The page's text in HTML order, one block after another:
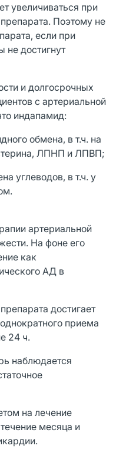
увеличиваться при
Поэтому не
если при
не достигнут
и долгосрочных
с артериальной
индапамид:
обмена, в т.ч. на
ЛПНП и ЛПВП;
углеводов, в т.ч. у
артериальной
На фоне его
как
АД в
достигает
приема
24 ч.
наблюдается
на лечение
месяца и